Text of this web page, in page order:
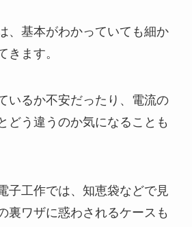
、基本がわかっていても細か
きます。
いるか不安だったり、電流の
どう違うのか気になることも
子工作では、知恵袋などで見
裏ワザに惑わされるケースも